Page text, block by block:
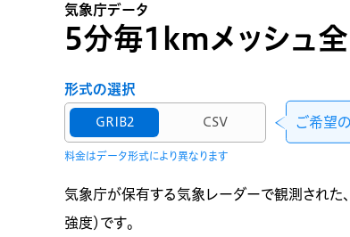
気象庁データ
5分毎1kmメッシュ
ご希望
形式の選択
GRIB2 CSV
料金はデータ形式により異なります
気象庁が保有する気象レーダーで観測された
強度）です。